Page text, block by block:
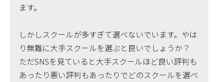
ます。
しかしスクールが多すぎて選べないでいます。やは
り無難に大手スクールを選ぶと良いでしょうか？
ただSNSを見ていると大手スクールほど良い評判も
あったり悪い評判もあったりでどのスクールを選べ